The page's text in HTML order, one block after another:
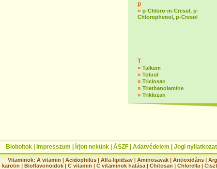
p
» p-Chloro-m-Cresol, p-
Chlorophenol, p-Cresol
T
» Talkum
» Toluol
» Triclosan
» Triethanolamine
» Triklozan
Bioboltok Impresszum Írjon nekünk ÁSZF Adatvédelem Jogi nyilatkozat
Vitaminok: A vitamin |Acidophilus |Alfa-lipidsav |Aminosavak |Antioxidáns |
karotin | Bioflavonoidok | C vitamin | C vitaminok hatása | Chitosan | Chlorella |